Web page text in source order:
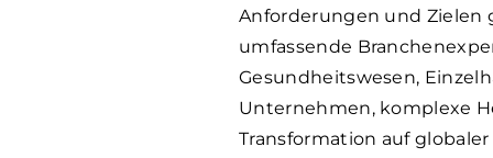
Anforderungen und Zielen
umfassende
Gesundheitswesen,
Unternehmen, komplexe
Transformation auf